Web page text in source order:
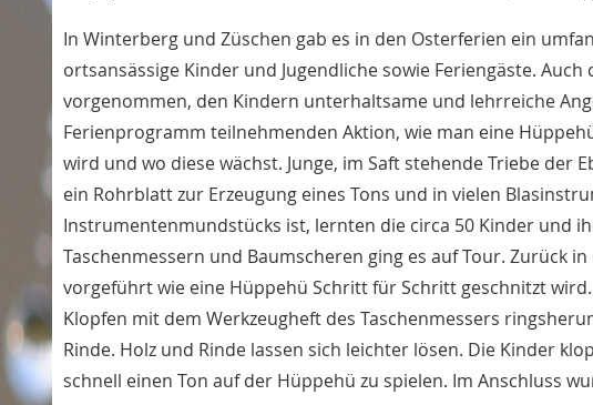
In Winterberg und Züschen gab es in den Osterferien ein
ortsansässige Kinder und Jugendliche sowie Feriengäste.
vorgenommen, den Kindern unterhaltsame und lehrreiche
Ferienprogramm teilnehmenden Aktion, wie man eine
wird und wo diese wächst. Junge, im Saft stehende Triebe der
ein Rohrblatt zur Erzeugung eines Tons und in vielen
Instrumentenmundstücks ist, lernten die circa 50 Kinder und
Taschenmessern und Baumscheren ging es auf Tour. Zurück
vorgeführt wie eine Hüppehü Schritt für Schritt geschnitzt
Klopfen mit dem Werkzeugheft des Taschenmessers
Rinde. Holz und Rinde lassen sich leichter lösen. Die Kinder
schnell einen Ton auf der Hüppehü zu spielen. Im Anschluss